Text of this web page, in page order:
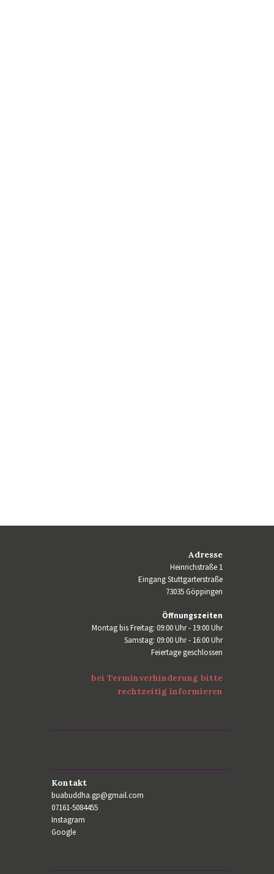
Adresse
Heinrichstraße 1
Eingang Stuttgarterstraße
73035 Göppingen
Öffnungszeiten
Montag bis Freitag: 09:00 Uhr - 19:00 Uhr
Samstag: 09:00 Uhr - 16:00 Uhr
Feiertage geschlossen
bei Terminverhinderung bitte
rechtzeitig informieren
Kontakt
buabuddha.gp@gmail.com
07161-5084455
Instagram
Google